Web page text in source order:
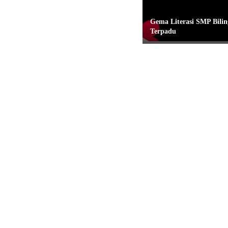
Gema Literasi SMP
Terpadu